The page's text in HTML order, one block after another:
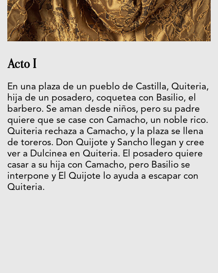
Acto I
En una plaza de un pueblo de Castilla, Quiteria,
hija de un posadero, coquetea con Basilio, el
barbero. Se aman desde niños, pero su padre
quiere que se case con Camacho, un noble rico.
Quiteria rechaza a Camacho, y la plaza se llena
de toreros. Don Quijote y Sancho llegan y cree
ver a Dulcinea en Quiteria. El posadero quiere
casar a su hija con Camacho, pero Basilio se
interpone y El Quijote lo ayuda a escapar con
Quiteria.